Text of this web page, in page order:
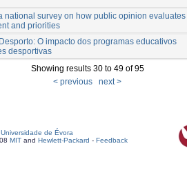
national survey on how public opinion evaluates
and priorities
O impacto dos programas educativos
desportivas
Showing results 30 to 49 of 95
< previous
next >
Universidade de Évora
MIT and Hewlett-Packard - Feedback